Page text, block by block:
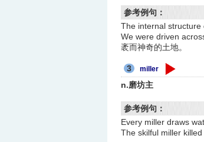
参考例句：
The internal structure
We were driven
袤而神奇的土地。
3 miller
n.磨坊主
参考例句：
Every miller draws
The skilful miller